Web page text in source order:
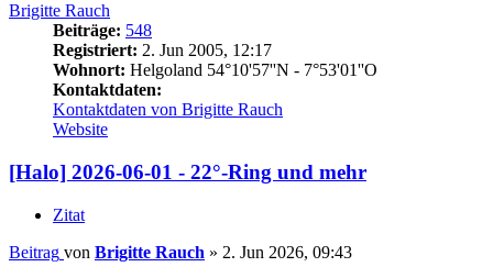
Brigitte Rauch
Beiträge: 548
Registriert: 2. Jun 2005, 12:17
Wohnort: Helgoland 54°10'57''N - 7°53'01''O
Kontaktdaten:
Kontaktdaten von Brigitte Rauch
Website
[Halo] 2026-06-01 - 22°-Ring und mehr
Zitat
Beitrag von Brigitte Rauch » 2. Jun 2026, 09:43